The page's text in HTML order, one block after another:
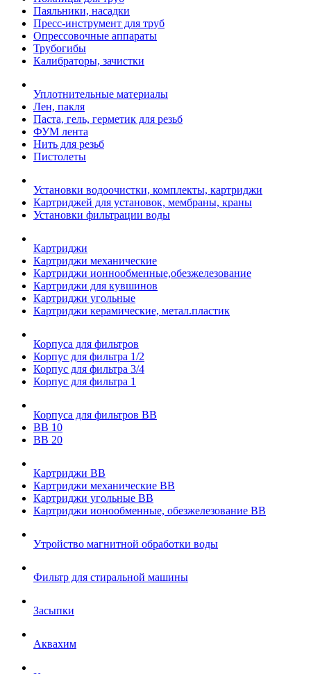
Паяльники, насадки
Пресс-инструмент для труб
Опрессовочные аппараты
Трубогибы
Калибраторы, зачистки
Уплотнительные материалы
Лен, пакля
Паста, гель, герметик для резьб
ФУМ лента
Нить для резьб
Пистолеты
Установки водоочистки, комплекты, картриджи
Картриджей для установок, мембраны, краны
Установки фильтрации воды
Картриджи
Картриджи механические
Картриджи ионнообменные,обезжелезование
Картриджи для кувшинов
Картриджи угольные
Картриджи керамические, метал.пластик
Корпуса для фильтров
Корпус для фильтра 1/2
Корпус для фильтра 3/4
Корпус для фильтра 1
Корпуса для фильтров ВВ
ВВ 10
ВВ 20
Картриджи ВВ
Картриджи механические ВВ
Картриджи угольные ВВ
Картриджи ионообменные, обезжелезование ВВ
Утройство магнитной обработки воды
Фильтр для стиральной машины
Засыпки
Аквахим